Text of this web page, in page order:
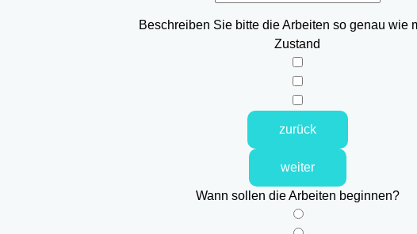
Beschreiben Sie bitte die Arbeiten so genau wie
Zustand
zurück
weiter
Wann sollen die Arbeiten beginnen?